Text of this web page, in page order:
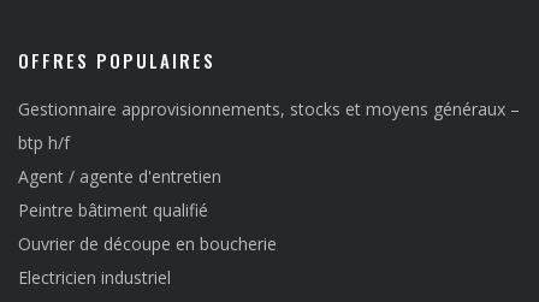
OFFRES POPULAIRES
Gestionnaire approvisionnements, stocks et moyens généraux –
btp h/f
Agent / agente d'entretien
Peintre bâtiment qualifié
Ouvrier de découpe en boucherie
Electricien industriel